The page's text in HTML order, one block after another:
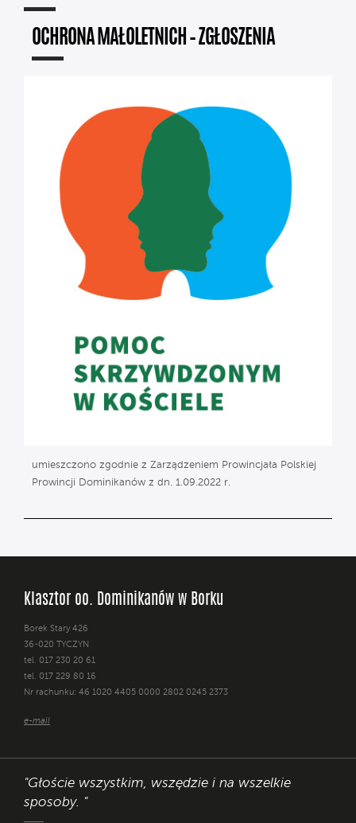
OCHRONA MAŁOLETNICH – ZGŁOSZENIA
umieszczono zgodnie z Zarządzeniem Prowincjała Polskiej
Prowincji Dominikanów z dn. 1.09.2022 r.
Klasztor oo. Dominikanów w Borku
Borek Stary 426
36-020 TYCZYN
tel. 017 230 20 61
tel. 017 229 80 16
Nr rachunku: 46 1020 4405 0000 2802 0245 2373
e-mail
"Głoście wszystkim, wszędzie i na wszelkie
sposoby. "